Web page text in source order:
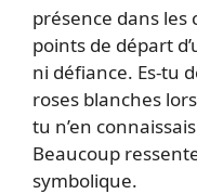
présence dans
points de départ
ni défiance. Es-tu
roses blanches
tu n’en
Beaucoup
symbolique.